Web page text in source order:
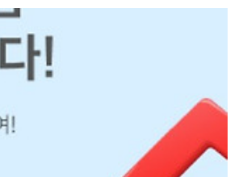
지역화폐로 지원금 지급 (단, 만 13세 또는 휴대
을 설치할 수 없는 휴대폰을 이용하는 청소년
지급) ○ 신청 자격: 신청일에 주민등록상 경기
당 기간 내 경기버스 등 대중교통을 이용한 청소